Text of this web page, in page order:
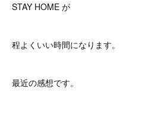
STAY HOME が
程よくいい時間になります。
最近の感想です。